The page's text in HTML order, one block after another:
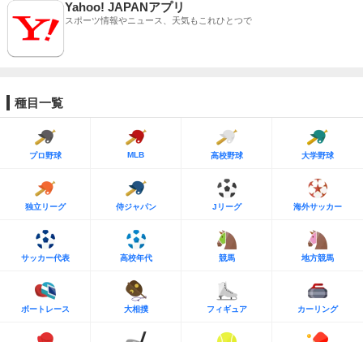
Yahoo! JAPANアプリ
スポーツ情報やニュース、天気もこれひとつで
種目一覧
プロ野球 MLB 高校野球 大学野球
独立リーグ 侍ジャパン Jリーグ 海外サッカー
サッカー代表 高校年代 競馬 地方競馬
ボートレース 大相撲 フィギュア カーリング